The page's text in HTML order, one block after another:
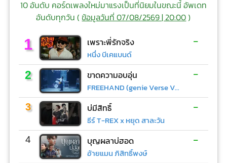
10 อันดับ คอร์ดเพลงใหม่มาแรงเป็นที่นิยมในขณะนี้ อัพเดท
อันดับทุกวัน (ข้อมูลวันที่ 07/08/2569 | 20:00)
1 เพราะพี่รักจริง
หนึ่ง บีเคแบนด์
-
2 ขาดความอบอุ่น
FREEHAND (genie Verse Vol.1)
-
3 บ่มีสิทธิ์
ธีร์ T-REX x หยุด สาละวัน
-
4 บุญผลาบ่ฮอด
อ้ายแมน ภิสิทธิ์พงษ์
-